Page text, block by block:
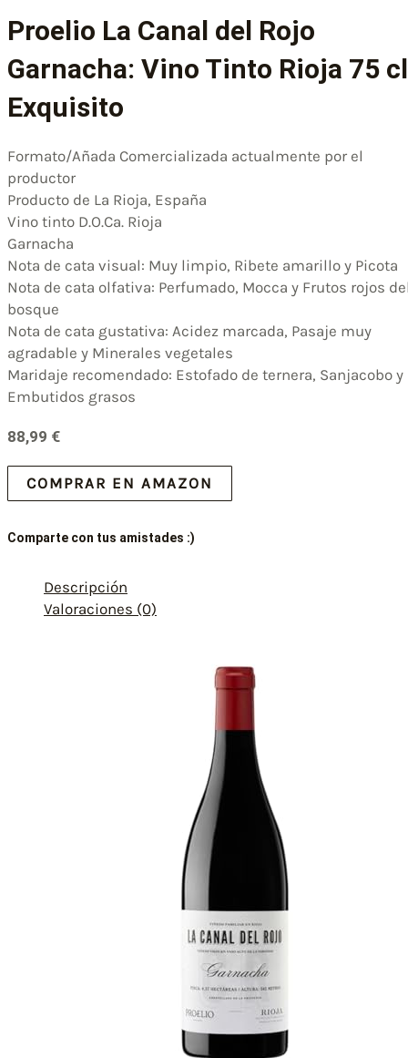
Proelio La Canal del Rojo
Garnacha: Vino Tinto Rioja 75 cl
Exquisito
Formato/Añada Comercializada actualmente por el
productor
Producto de La Rioja, España
Vino tinto D.O.Ca. Rioja
Garnacha
Nota de cata visual: Muy limpio, Ribete amarillo y Picota
Nota de cata olfativa: Perfumado, Mocca y Frutos rojos
bosque
Nota de cata gustativa: Acidez marcada, Pasaje muy
agradable y Minerales vegetales
Maridaje recomendado: Estofado de ternera, Sanjacobo y
Embutidos grasos
88,99 €
COMPRAR EN AMAZON
Comparte con tus amistades :)
Descripción
Valoraciones (0)